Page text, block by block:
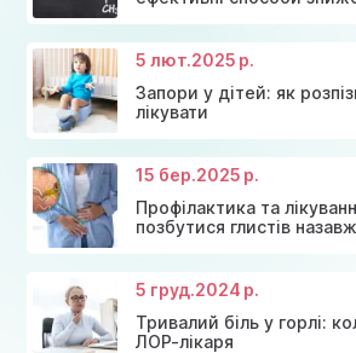
Знижки та акції на масаж у Київі
Консультація ендокринолога та
залози
Діагностика щитовидної залози
Акція: 20% знижки на
5 лют.2025 р.
Запори у дітей: як
лікувати
15 бер.2025 р.
Профілактика та
позбутися глистів
5 груд.2024 р.
Тривалий біль у горлі:
ЛОР-лікаря